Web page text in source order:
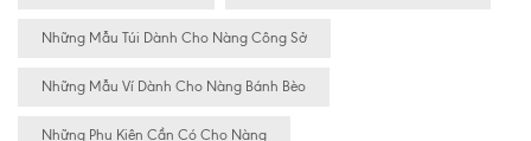
Những Mẫu Túi Dành Cho Nàng Công Sở
Những Mẫu Ví Dành Cho Nàng Bánh Bèo
Những Phụ Kiện Cần Có Cho Nàng